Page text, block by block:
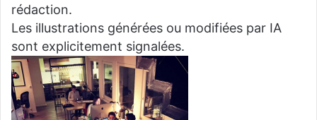
rédaction.
Les illustrations générées ou modifiées par IA
sont explicitement signalées.